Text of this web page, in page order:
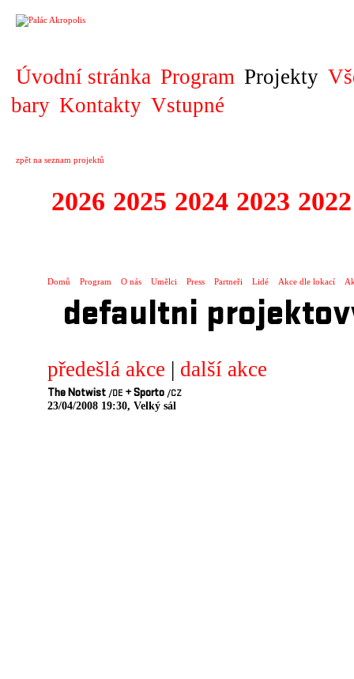
Úvodní stránka Program Projekty
bary Kontakty Vstupné
zpět na seznam projektů
2026 2025 2024 2023 2022
Domů Program O nás Umělci Press Partneři Lidé Akce dle lokací
defaultni
předešlá akce | další akce
The Notwist /DE +Sporto /CZ
23/04/2008 19:30, Velký sál